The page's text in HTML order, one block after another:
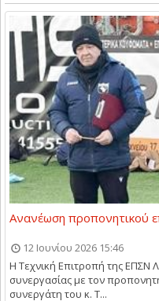
Ανανέωση προπονητικού
12 Ιουνίου 2026 15:46
Η Τεχνική Επιτροπή της ΕΠΣΝ
συνεργασίας με τον
συνεργάτη του κ. Τ...